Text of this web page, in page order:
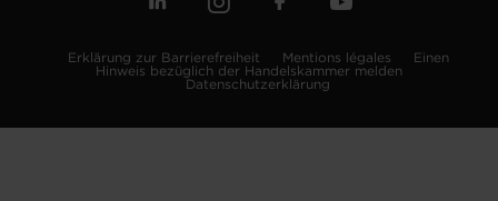
Erklärung zur Barrierefreiheit Mentions légales
Einen
Hinweis bezüglich der Handelskammer melden
Datenschutzerklärung